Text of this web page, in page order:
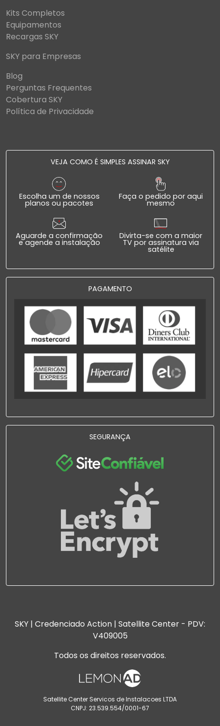
Kits Completos
Equipamentos
Recargas SKY
SKY para Empresas
Blog
Perguntas Frequentes
Cobertura SKY
Política de Privacidade
VEJA COMO É SIMPLES ASSINAR SKY
Escolha um de nossos
planos ou pacotes
Faça o pedido por aqui
mesmo
Aguarde a confirmação
e agende a instalação
Divirta-se com a maior
TV por assinatura via
satélite
PAGAMENTO
SEGURANÇA
SKY | Credenciado Action | Satellite Center - PDV:
V409005
Todos os direitos reservados.
Satellite Center Servicos de Instalacoes LTDA
CNPJ: 23.539.554/0001-67